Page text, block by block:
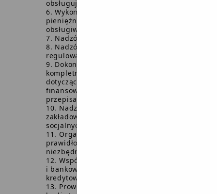
obsługujących i Gminy.
Wykonywanie dyspozycji środkami
pieniężnymi Gminy i jednostek
obsługiwanych,
Nadzór nad rozliczaniem dotacji.
Nadzór nad terminowym
regulowaniem zobowiązań.
Dokonywanie wstępnej kontroli
kompletności i rzetelności dokumentów
dotyczących operacji gospodarczych i
finansowych, zgodnie z obowiązującymi
przepisami.
Nadzór i ewidencja księgowa
zakładowego funduszu świadczeń
socjalnych.
Organizowanie i kontrolowanie
prawidłowego obiegu dokumentacji
niezbędnej dla rachunkowości.
Współpraca z organami finansowymi
i bankowymi (sporządzanie wniosków
kredytowych, wniosków o pożyczki).
Prowadzenie ewidencji księgowej